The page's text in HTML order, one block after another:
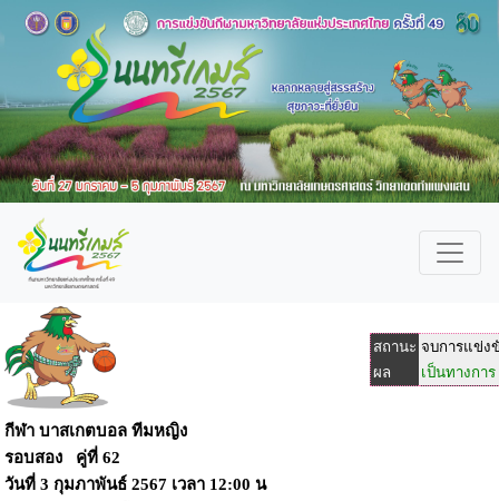
สถานะ จบการแข่ง
ผล
เป็นทางการ
กีฬา บาสเกตบอล ทีมหญิง
รอบสอง คู่ที่ 62
วันที่ 3 กุมภาพันธ์ 2567 เวลา 12:00 น